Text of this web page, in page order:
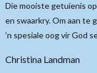
Die mooiste getuienis
en swaarkry. Om aan te
’n spesiale oog vir God
Christina Landman